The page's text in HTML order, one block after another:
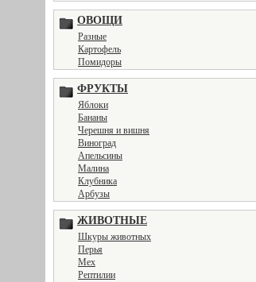
ОВОЩИ
Разные
Картофель
Помидоры
ФРУКТЫ
Яблоки
Бананы
Черешня и вишня
Виноград
Апельсины
Малина
Клубника
Арбузы
ЖИВОТНЫЕ
Шкуры животных
Перья
Мех
Рептилии